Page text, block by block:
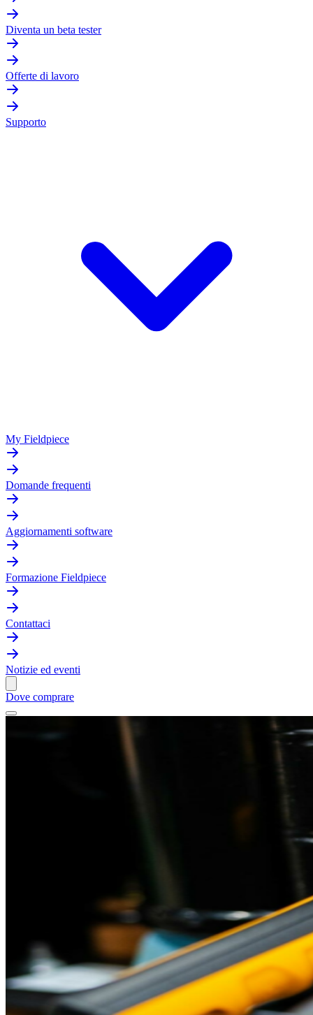
Diventa un beta tester
Offerte di lavoro
Supporto
My Fieldpiece
Domande frequenti
Aggiornamenti software
Formazione Fieldpiece
Contattaci
Notizie ed eventi
Dove comprare